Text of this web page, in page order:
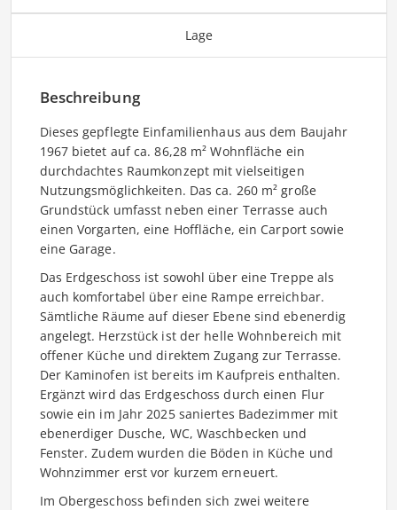
Lage
Beschreibung
Dieses gepflegte Einfamilienhaus aus dem Baujahr
1967 bietet auf ca. 86,28 m² Wohnfläche ein
durchdachtes Raumkonzept mit vielseitigen
Nutzungsmöglichkeiten. Das ca. 260 m² große
Grundstück umfasst neben einer Terrasse auch
einen Vorgarten, eine Hoffläche, ein Carport sowie
eine Garage.
Das Erdgeschoss ist sowohl über eine Treppe als
auch komfortabel über eine Rampe erreichbar.
Sämtliche Räume auf dieser Ebene sind ebenerdig
angelegt. Herzstück ist der helle Wohnbereich mit
offener Küche und direktem Zugang zur Terrasse.
Der Kaminofen ist bereits im Kaufpreis enthalten.
Ergänzt wird das Erdgeschoss durch einen Flur
sowie ein im Jahr 2025 saniertes Badezimmer mit
ebenerdiger Dusche, WC, Waschbecken und
Fenster. Zudem wurden die Böden in Küche und
Wohnzimmer erst vor kurzem erneuert.
Im Obergeschoss befinden sich zwei weitere